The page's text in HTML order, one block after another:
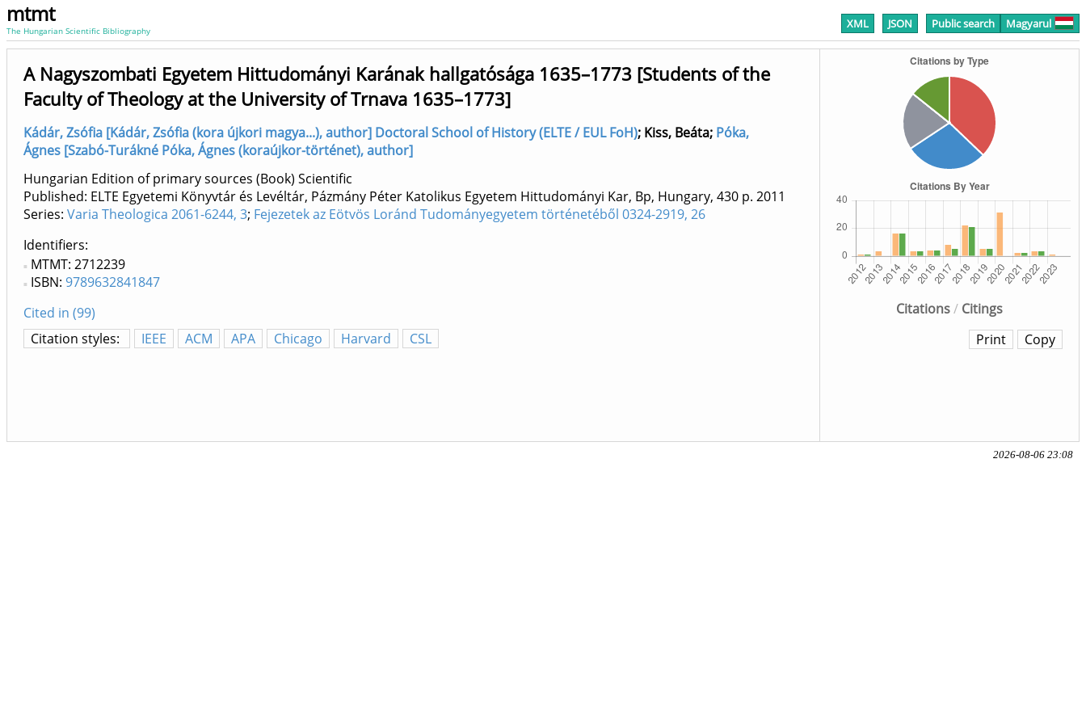
mtmt
The Hungarian Scientific Bibliography XML JSON Public search Magyarul
Citations/ Citings
A Nagyszombati Egyetem Hittudományi Karának hallgatósága 1635–1773 [Students of the
Faculty of Theology at the University of Trnava 1635–1773]
Kádár, Zsófia [Kádár, Zsófia (kora újkori magya...), author] Doctoral School of History (ELTE / EUL FoH); Kiss, Beáta; Póka,
Ágnes [Szabó-Turákné Póka, Ágnes (koraújkor-történet), author]
Hungarian Edition of primary sources (Book) Scientific
Published: ELTE Egyetemi Könyvtár és Levéltár, Pázmány Péter Katolikus Egyetem Hittudományi Kar, Bp, Hungary, 430 p. 2011
Series: Varia Theologica 2061-6244, 3; Fejezetek az Eötvös Loránd Tudományegyetem történetéből 0324-2919, 26
Identifiers
MTMT: 2712239
ISBN: 9789632841847
Cited in (99)
Citation styles:
IEEE ACM APA Chicago Harvard CSL Copy
Print
2026-08-06 23:08